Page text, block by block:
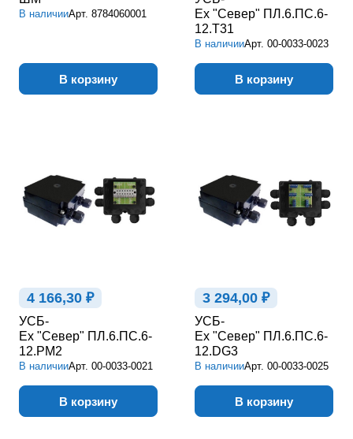
В наличииАрт. 8784060001
В корзину
Ex "Север" ПЛ.6.ПС.6-
12.Т31
В наличииАрт. 00-0033-0023
В корзину
4 166,30 ₽
УСБ-
Ex "Север" ПЛ.6.ПС.6-
12.РМ2
В наличииАрт. 00-0033-0021
В корзину
3 294,00 ₽
УСБ-
Ex "Север" ПЛ.6.ПС.6-
12.DG3
В наличииАрт. 00-0033-0025
В корзину